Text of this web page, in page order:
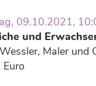
09.10.2021,
und
Maler und